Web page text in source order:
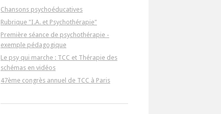
Chansons psychoéducatives
Rubrique "I.A. et Psychothérapie"
Première séance de psychothérapie -
exemple pédagogique
Le psy qui marche : TCC et Thérapie des
schémas en vidéos
47ème congrès annuel de TCC à Paris